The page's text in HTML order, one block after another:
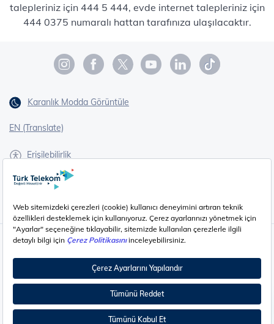
talepleriniz için 444 5 444, evde internet talepleriniz için
444 0375 numaralı hattan tarafınıza ulaşılacaktır.
Karanlık Modda Görüntüle
EN (Translate)
Erişilebilirlik
İşaret Dili Çevirisi
Çerez Ayarları